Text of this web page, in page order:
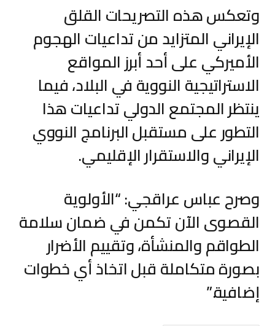
وتعكس هذه التصريحات القلق
الإيراني المتزايد من تداعيات الهجوم
الأميركي على أحد أبرز المواقع
الاستراتيجية النووية في البلاد، فيما
ينتظر المجتمع الدولي تداعيات هذا
التطور على مستقبل البرنامج النووي
الإيراني والاستقرار الإقليمي.
وصرح عباس عراقجي: “الأولوية
القصوى الآن تكمن في ضمان سلامة
الطواقم والمنشأة، وتقييم الأضرار
بصورة متكاملة قبل اتخاذ أي خطوات
إضافية.”